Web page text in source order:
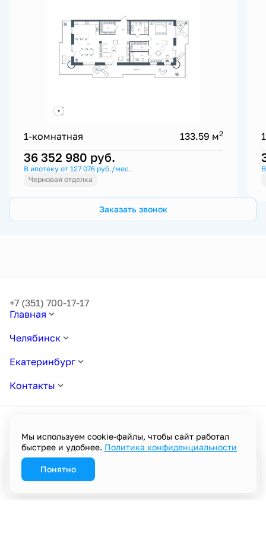
1-комнатная 133.59 м2
36 352 980 руб.
В ипотеку от 127 076 руб./мес.
Черновая отделка
Заказать звонок
Главная
Челябинск
Екатеринбург
Контакты
+7 (351) 700-17-17
Политика в отношении обработки персональных данных
Пользовательское соглашение
Мы используем cookie-файлы, чтобы сайт работал
быстрее и удобнее. Политика конфиденциальности
Понятно